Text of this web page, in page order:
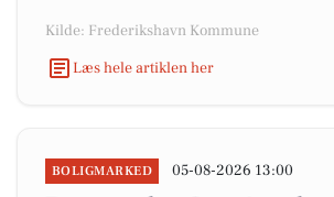
Kilde: Frederikshavn Kommune
Læs hele artiklen her
BOLIGMARKED 05-08-2026 13:00